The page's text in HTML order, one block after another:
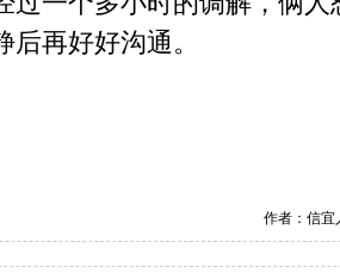
再好好沟通。
作者：信